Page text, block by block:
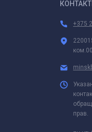
+375
прав.